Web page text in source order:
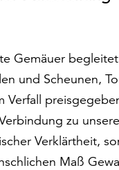
Gemäuer
und Scheunen,
zu
Verklärtheit,
Maß